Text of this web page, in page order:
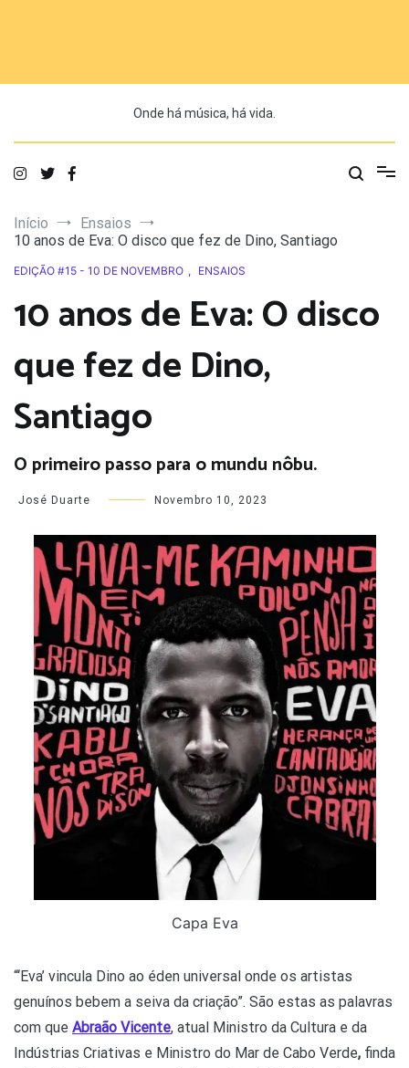
Onde há música, há vida.
Início
Ensaios
10 anos de Eva: O disco que fez de Dino, Santiago
EDIÇÃO #15 - 10 DE NOVEMBRO , ENSAIOS
10 anos de Eva: O disco
que fez de Dino,
Santiago
O primeiro passo para o mundu nôbu.
José Duarte Novembro 10, 2023
Capa Eva
“‘Eva’ vincula Dino ao éden universal onde os artistas
genuínos bebem a seiva da criação”. São estas as palavras
com que Abraão Vicente, atual Ministro da Cultura e da
Indústrias Criativas e Ministro do Mar de Cabo Verde, finda